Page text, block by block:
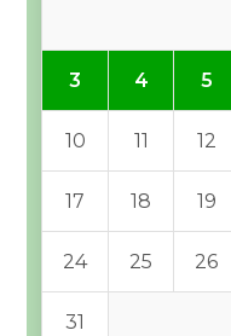
3 4 5
10 11 12
17 18 19
24 25 26
31